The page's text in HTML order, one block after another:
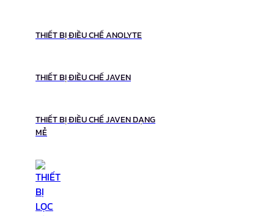
THIẾT BỊ ĐIỀU CHẾ ANOLYTE
THIẾT BỊ ĐIỀU CHẾ JAVEN
THIẾT BỊ ĐIỀU CHẾ JAVEN DẠNG
MẺ